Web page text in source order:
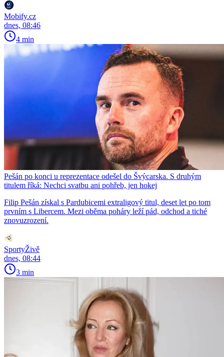
Mobify.cz
dnes, 08:46
4 min
Pešán po konci u reprezentace odešel do Švýcarska. S druhým
titulem říká: Nechci svatbu ani pohřeb, jen hokej
Filip Pešán získal s Pardubicemi extraligový titul, deset let po tom
prvním s Libercem. Mezi oběma poháry leží pád, odchod a tiché
znovuzrození.
SportyŽivě
dnes, 08:44
3 min